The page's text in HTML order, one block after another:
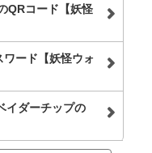
QRコード【妖怪
ワード【妖怪ウォ
イダーチップの